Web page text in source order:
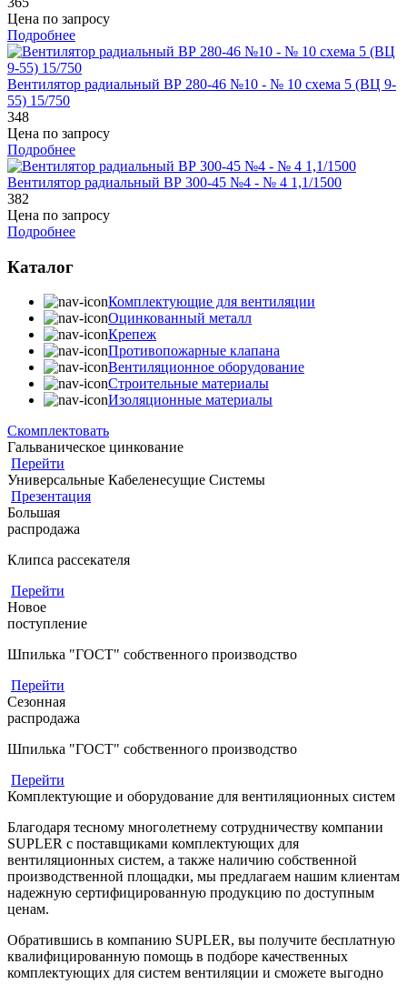
Цена по запросу
Подробнее
Вентилятор радиальный ВР 280-46 №10 - № 10 схема 5 (ВЦ 9-
55) 15/750
348
Цена по запросу
Подробнее
Вентилятор радиальный ВР 300-45 №4 - № 4 1,1/1500
382
Цена по запросу
Подробнее
Каталог
Комплектующие для вентиляции
Оцинкованный металл
Крепеж
Противопожарные клапана
Вентиляционное оборудование
Строительные материалы
Изоляционные материалы
Скомплектовать
Гальваническое цинкование
Перейти
Универсальные Кабеленесущие Системы
Презентация
Большая
распродажа
Клипса рассекателя
Перейти
Новое
поступление
Шпилька "ГОСТ" собственного производство
Перейти
Сезонная
распродажа
Шпилька "ГОСТ" собственного производство
Перейти
Комплектующие и оборудование для вентиляционных систем
Благодаря тесному многолетнему сотрудничеству компании
SUPLER с поставщиками комплектующих для
вентиляционных систем, а также наличию собственной
производственной площадки, мы предлагаем нашим клиентам
надежную сертифицированную продукцию по доступным
ценам.
Обратившись в компанию SUPLER, вы получите бесплатную
квалифицированную помощь в подборе качественных
комплектующих для систем вентиляции и сможете выгодно